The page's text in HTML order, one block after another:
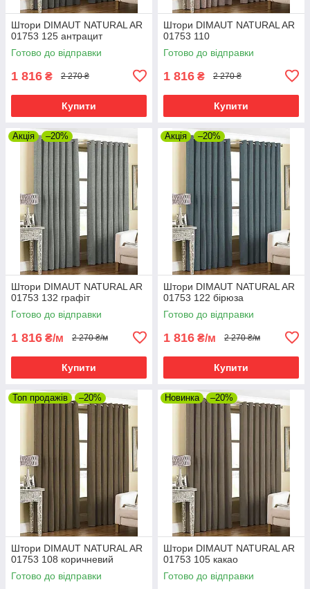
Штори DIMAUT NATURAL AR
01753 125 антрацит
Готово до відправки
1 816 ₴ 2 270 ₴
Купити
Штори DIMAUT NATURAL AR
01753 110
Готово до відправки
1 816 ₴ 2 270 ₴
Купити
Акція –20%
Штори DIMAUT NATURAL AR
01753 132 графіт
Готово до відправки
1 816 ₴/м 2 270 ₴/м
Купити
Акція –20%
Штори DIMAUT NATURAL AR
01753 122 бірюза
Готово до відправки
1 816 ₴/м 2 270 ₴/м
Купити
Топ продажів –20%
Штори DIMAUT NATURAL AR
01753 108 коричневий
Готово до відправки
Новинка –20%
Штори DIMAUT NATURAL AR
01753 105 какао
Готово до відправки